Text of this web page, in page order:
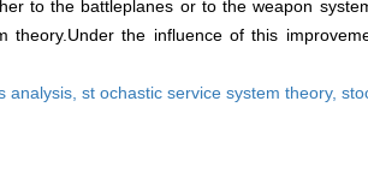
to the battleplanes or to the weapon
theory.Under the influence of this
analysis, st ochastic service system theory,